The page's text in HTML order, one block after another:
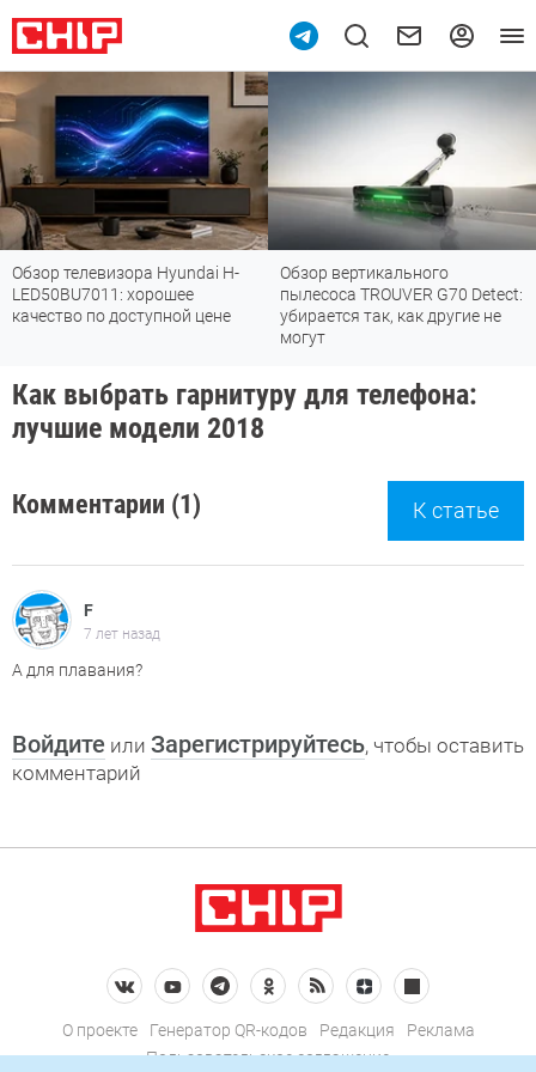
Обзор телевизора Hyundai H-
LED50BU7011: хорошее
качество по доступной цене
Обзор вертикального
пылесоса TROUVER G70 Detect:
убирается так, как другие не
могут
Как выбрать гарнитуру для телефона:
лучшие модели 2018
Комментарии (1) К статье
F
7 лет назад
А для плавания?
Войдите или Зарегистрируйтесь, чтобы оставить
комментарий
О проекте Генератор QR-кодов Редакция
Реклама
Пользовательское соглашение